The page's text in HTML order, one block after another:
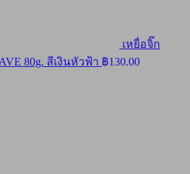
เหยื่อจิ๊ก
80g. สีเงินหัวฟ้า ฿130.00